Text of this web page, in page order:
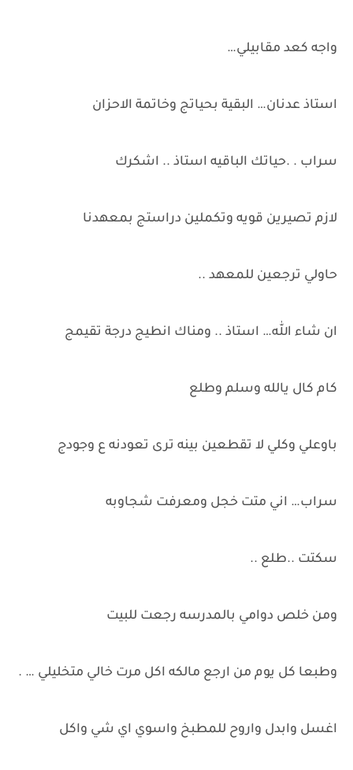
واجه كعد مقابيلي…
استاذ عدنان… البقية بحياتج وخاتمة الاحزان
سراب . .حياتك الباقيه استاذ .. اشكرك
لازم تصيرين قويه وتكملين دراستج بمعهدنا
حاولي ترجعين للمعهد ..
ان شاء الله… استاذ .. ومناك انطيج درجة تقيمج
كام كال يالله وسلم وطلع
باوعلي وكلي لا تقطعين بينه ترى تعودنه ع وجودج
سراب… اني متت خجل ومعرفت شجاوبه
سكتت ..طلع ..
ومن خلص دوامي بالمدرسه رجعت للبيت
وطبعا كل يوم من ارجع مالكه اكل مرت خالي متخليلي … .
اغسل وابدل واروح للمطبخ واسوي اي شي واكل